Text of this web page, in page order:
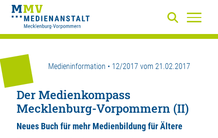
Medieninformation • 12/2017 vom 21.02.2017
Der Medienkompass
Mecklenburg-Vorpommern (II)
Neues Buch für mehr Medienbildung für Ältere